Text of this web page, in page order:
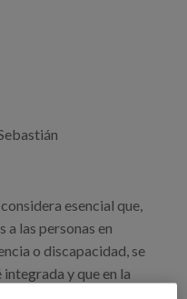
esencial que,
a las personas en
o discapacidad, se
y que en la